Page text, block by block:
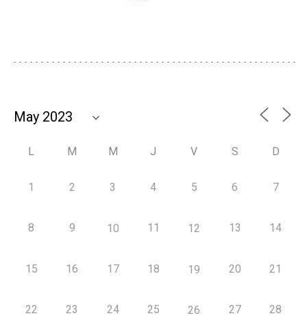
L M M J V S D
1 2 3 4 5 6 7
8 9 10 11 12 13 14
15 16 17 18 19 20 21
22 23 24 25 26 27 28